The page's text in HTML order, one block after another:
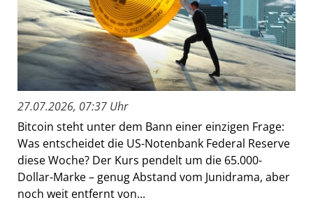
27.07.2026, 07:37 Uhr
Bitcoin steht unter dem Bann einer einzigen Frage:
Was entscheidet die US-Notenbank Federal Reserve
diese Woche? Der Kurs pendelt um die 65.000-
Dollar-Marke – genug Abstand vom Junidrama, aber
noch weit entfernt von...